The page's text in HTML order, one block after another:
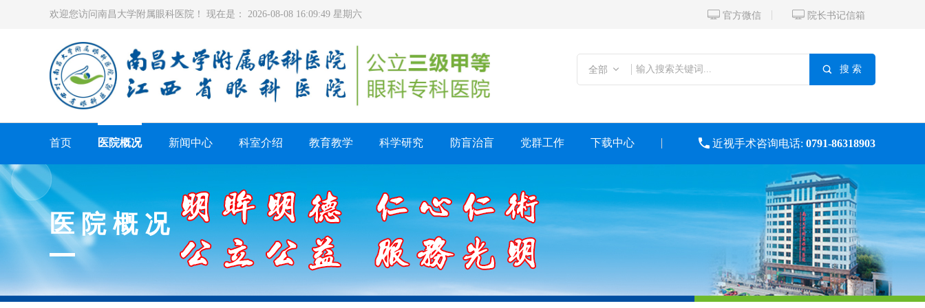
欢迎您访问南昌大学附属眼科医院！ 现在是： 2026-08-08 16:09:50 星期六  官方微信  院长书记信箱
全部  搜 索
首页 医院概况 新闻中心 科室介绍 教育教学 科学研究 防盲治盲 党群工作 下载中心  近视手术咨询电话: 0791-86318903
医院概况